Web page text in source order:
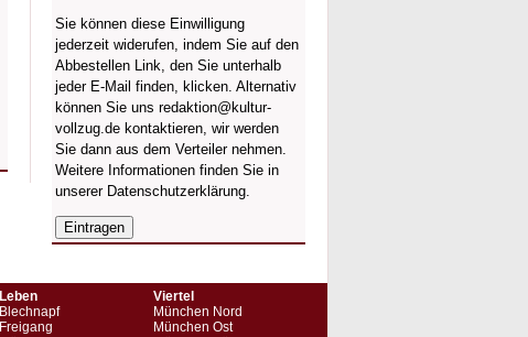
Sie können diese Einwilligung
jederzeit widerufen, indem Sie auf den
Abbestellen Link, den Sie unterhalb
jeder E-Mail finden, klicken. Alternativ
können Sie uns redaktion@kultur-
vollzug.de kontaktieren, wir werden
Sie dann aus dem Verteiler nehmen.
Weitere Informationen finden Sie in
unserer Datenschutzerklärung.
Leben
Blechnapf
Freigang
Viertel
München Nord
München Ost